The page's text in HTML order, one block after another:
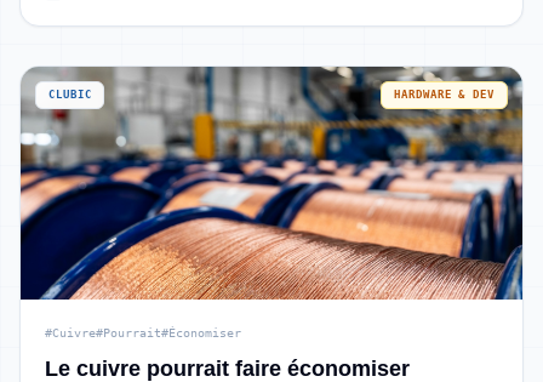
CLUBIC HARDWARE & DEV
#Cuivre#Pourrait#Économiser
Le cuivre pourrait faire économiser